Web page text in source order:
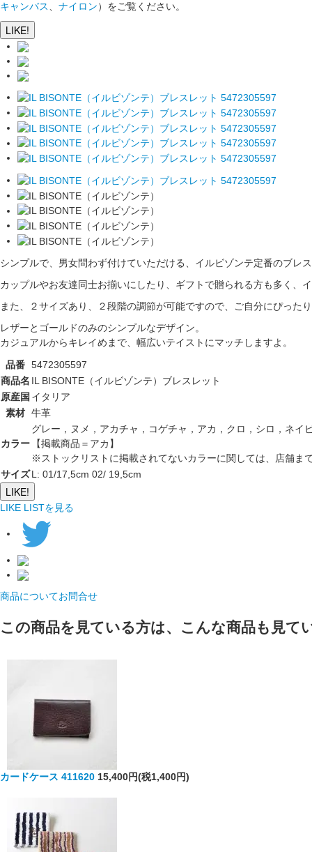
キャンバス
ナイロン）をご覧ください。
LIKE!
シンプルで、男女問わず付けていただける、イルビゾンテ定番のブレ
カップルやお友達同士お揃いにしたり、ギフトで贈られる方も多く、
また、２サイズあり、２段階の調節が可能ですので、ご自分にぴった
レザーとゴールドのみのシンプルなデザイン。
カジュアルからキレイめまで、幅広いテイストにマッチしますよ。
品番 5472305597
商品名 IL BISONTE（イルビゾンテ）ブレスレット
原産国 イタリア
素材 牛革
カラー
グレー，ヌメ，アカチャ，コゲチャ，アカ，クロ，シロ，ネ
【掲載商品＝アカ】
※ストックリストに掲載されてないカラーに関しては、店舗ま
サイズL: 01/17,5cm 02/ 19,5cm
LIKE!
LIKE LISTを見る
商品についてお問合せ
この商品を見ている方は、こんな商品も見て
カードケース 411620 15,400円(税1,400円)